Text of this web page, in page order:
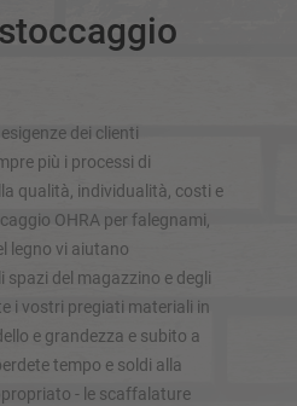
dei clienti
più i processi di
qualità, individualità, costi e
OHRA per falegnami,
legno vi aiutano
spazi del magazzino e degli
i vostri pregiati materiali in
e grandezza e subito a
tempo e soldi alla
- le scaffalature
carichi lunghi
cantilever